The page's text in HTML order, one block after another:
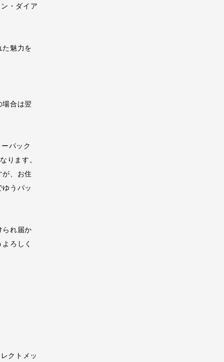
・ダイア
魅力を
場合は翌
パック
ります。
、お住
うパッ
られ届か
ろしく
クトメッ